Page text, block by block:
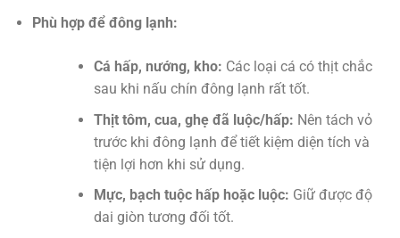
Phù hợp để đông lạnh:
Cá hấp, nướng, kho: Các loại cá có thịt chắc
sau khi nấu chín đông lạnh rất tốt.
Thịt tôm, cua, ghẹ đã luộc/hấp: Nên tách vỏ
trước khi đông lạnh để tiết kiệm diện tích và
tiện lợi hơn khi sử dụng.
Mực, bạch tuộc hấp hoặc luộc: Giữ được độ
dai giòn tương đối tốt.